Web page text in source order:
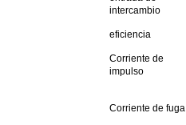
intercambio
eficiencia
Corriente de
impulso
Corriente de fuga